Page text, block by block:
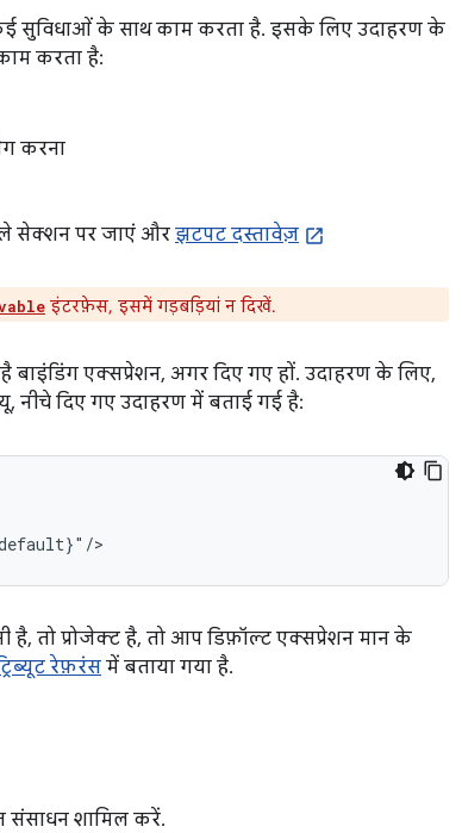
सुविधाओं के साथ काम करता है. इसके लिए उदाहरण के
करता है:
करना
सेक्शन पर जाएं और झटपट दस्तावेज़
इंटरफ़ेस, इसमें गड़बड़ियां न दिखें.
बाइंडिंग एक्सप्रेशन, अगर दिए गए हों. उदाहरण के लिए,
नीचे दिए गए उदाहरण में बताई गई है:
तो प्रोजेक्ट है, तो आप डिफ़ॉल्ट एक्सप्रेशन मान के
रेफ़रंस में बताया गया है.
संसाधन शामिल करें.